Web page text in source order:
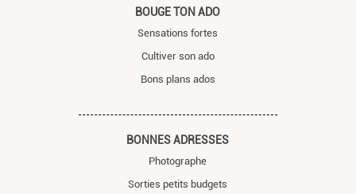
BOUGE TON ADO
Sensations fortes
Cultiver son ado
Bons plans ados
BONNES ADRESSES
Photographe
Sorties petits budgets